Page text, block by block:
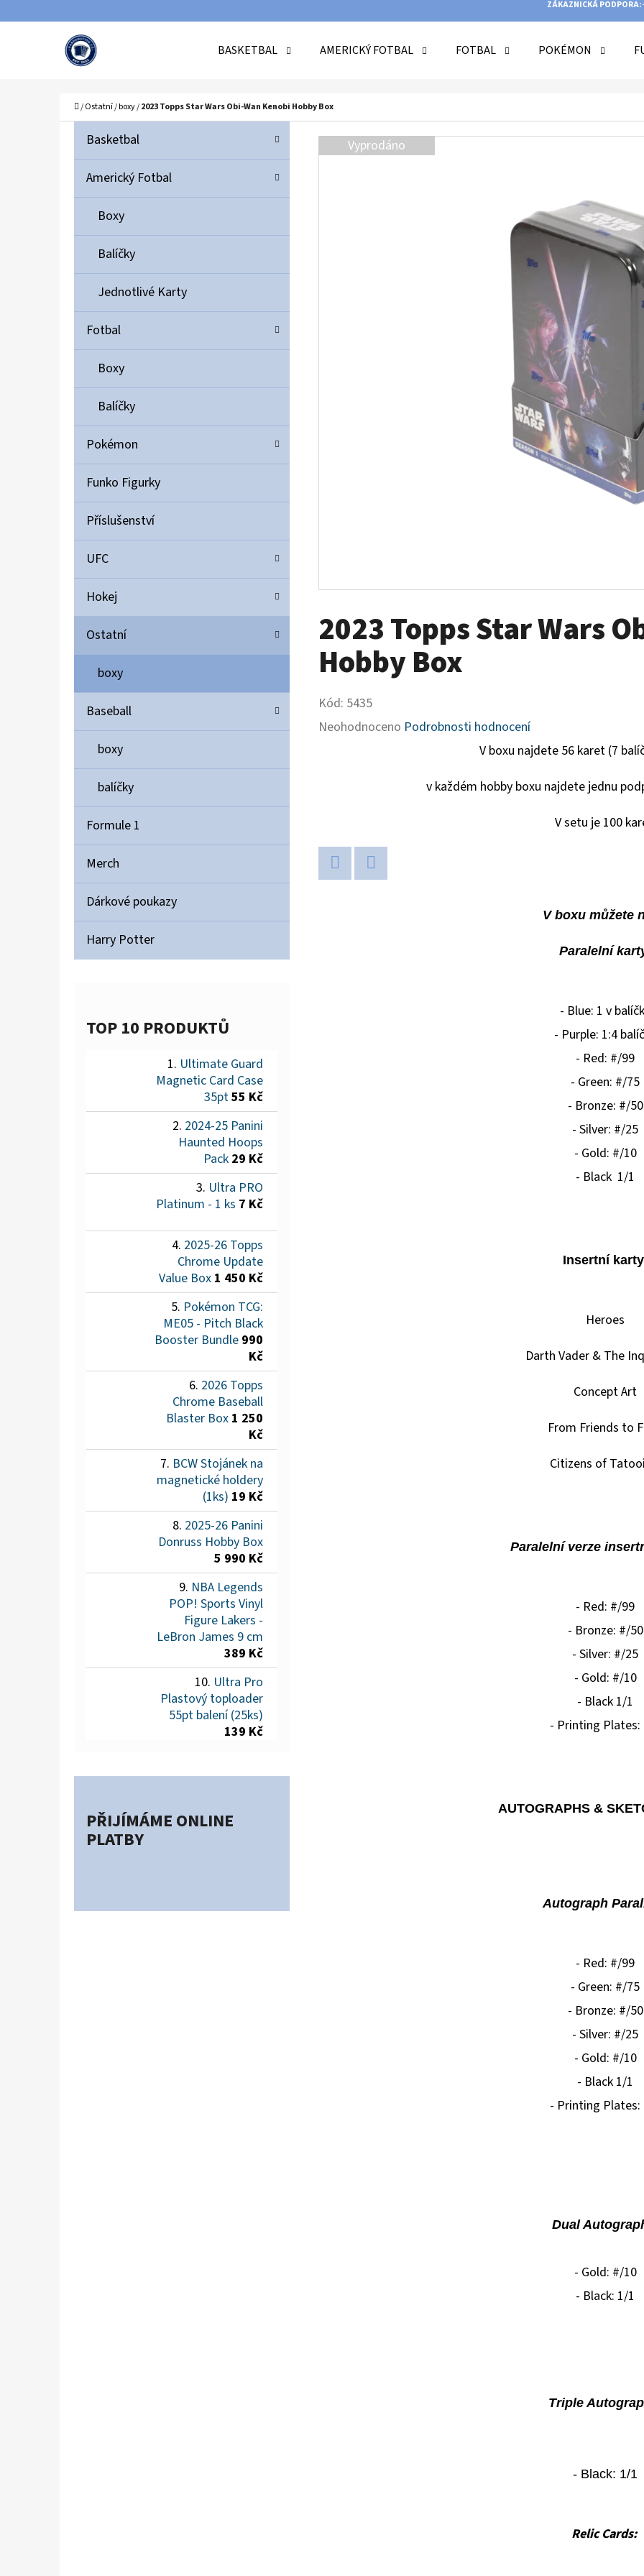
ZÁKAZNICKÁ PODPORA:
BASKETBAL AMERICKÝ FOTBAL FOTBAL POKÉMON
Domů
/Ostatní/boxy/2023 Topps Star Wars Obi-Wan Kenobi Hobby Box
Přeskočit
kategorie
K
T
G
R
E
Basketbal
Americký Fotbal
Boxy
Balíčky
Jednotlivé Karty
Fotbal
Boxy
Balíčky
Pokémon
Funko Figurky
Příslušenství
UFC
Hokej
Ostatní
boxy
Baseball
boxy
balíčky
Formule 1
Merch
Dárkové poukazy
Harry Potter
TOP 10 PRODUKTŮ
Ultimate Guard
Magnetic Card Case
35pt55 Kč
2024-25 Panini
Haunted Hoops
Pack 29 Kč
Ultra PRO
Platinum - 1 ks 7 Kč
2025-26 Topps
Chrome Update
Value Box 1 450 Kč
Pokémon TCG:
ME05 - Pitch Black
Booster Bundle 990
Kč
2026 Topps
Chrome Baseball
Blaster Box 1 250
Kč
BCW Stojánek na
magnetické holdery
(1ks) 19 Kč
2025-26 Panini
Donruss Hobby Box
5 990 Kč
NBA Legends
POP! Sports Vinyl
Figure Lakers -
LeBron James 9 cm
389 Kč
Ultra Pro
Plastový toploader
55pt balení (25ks)
139 Kč
PŘIJÍMÁME ONLINE
PLATBY
Vyprodáno
2023 Topps Star Wars
Hobby Box
Kód: 5435
Průměrné
z
Neohodnoceno Podrobnosti hodnocení
V boxu najdete 56 karet (7
v každém hobby boxu najdete jednu
V setu je 100
V boxu můžete
Paralelní
- Blue: 1 v
- Purple: 1:4
- Red: #/99
- Green: #/75
- Bronze: #/50
- Silver: #/25
- Gold: #/10
- Black 1/1
Insertní
Heroes
Darth Vader & The
Concept Art
From Friends to
Citizens of
Paralelní verze
- Red: #/99
- Bronze: #/50
- Silver: #/25
- Gold: #/10
- Black 1/1
- Printing Plates:
AUTOGRAPHS &
Autograph
- Red: #/99
- Green: #/75
- Bronze: #/50
- Silver: #/25
- Gold: #/10
- Black 1/1
- Printing Plates:
Dual
- Gold: #/10
- Black: 1/1
Triple
- Black: 1/1
Relic Cards:
Zpět
Zpět
ULTIMATE GUARD MAGNETIC CARD CASE 35PT
ULTRA PRO
7 Kč